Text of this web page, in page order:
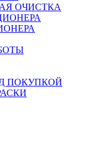
ОЧИСТКА
ПОКУПКОЙ